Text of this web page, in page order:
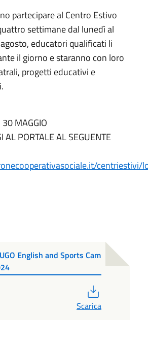
partecipare al Centro Estivo
settimane dal lunedì al
educatori qualificati li
il giorno e staranno con loro
progetti educativi e
MAGGIO
AL PORTALE AL SEGUENTE
centriestivi/
English and Sports Cam
Scarica